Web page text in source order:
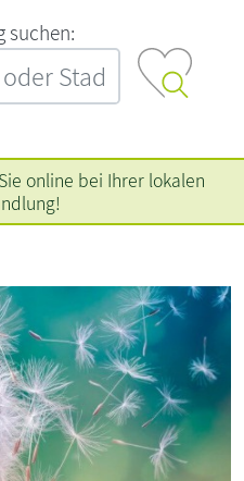
‍s‍u‍c‍h‍e‍n‍:‍
online bei Ihrer lokalen